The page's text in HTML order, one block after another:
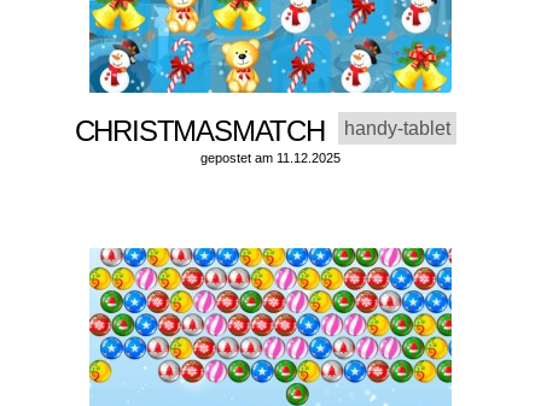
CHRISTMASMATCH handy-tablet
gepostet am 11.12.2025